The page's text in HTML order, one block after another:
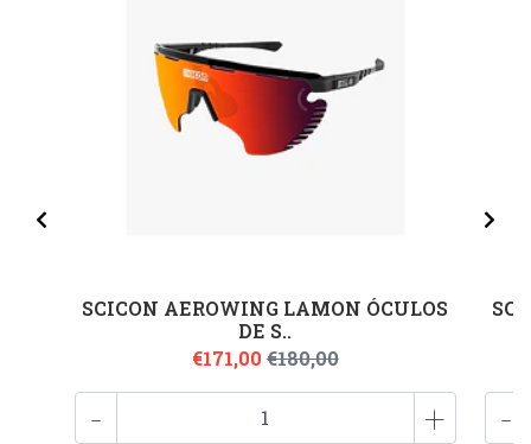
SCICON AEROWING LAMON ÓCULOS
DE S..
€171,00 €180,00
- + -